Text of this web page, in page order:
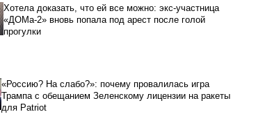
Хотела доказать, что ей все можно: экс-участница
«ДОМа-2» вновь попала под арест после голой
прогулки
«Россию? На слабо?»: почему провалилась игра
Трампа с обещанием Зеленскому лицензии на ракеты
для Patriot